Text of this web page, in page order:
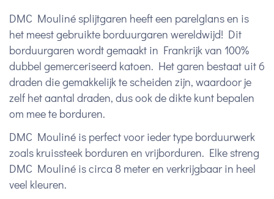
DMC Mouliné splijtgaren heeft een parelglans en is
het meest gebruikte borduurgaren wereldwijd! Dit
borduurgaren wordt gemaakt in Frankrijk van 100%
dubbel gemerceriseerd katoen. Het garen bestaat uit 6
draden die gemakkelijk te scheiden zijn, waardoor je
zelf het aantal draden, dus ook de dikte kunt bepalen
om mee te borduren.
DMC Mouliné is perfect voor ieder type borduurwerk
zoals kruissteek borduren en vrijborduren. Elke streng
DMC Mouliné is circa 8 meter en verkrijgbaar in heel
veel kleuren.